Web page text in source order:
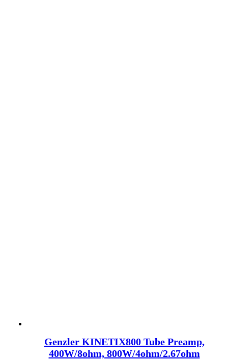
Genzler KINETIX800 Tube Preamp,
400W/8ohm, 800W/4ohm/2.67ohm